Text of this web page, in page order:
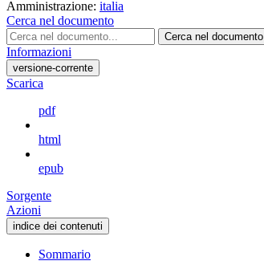
Amministrazione: italia
Cerca nel documento
Cerca nel documento
Informazioni
versione-corrente
Scarica
pdf
html
epub
Sorgente
Azioni
indice dei contenuti
Sommario